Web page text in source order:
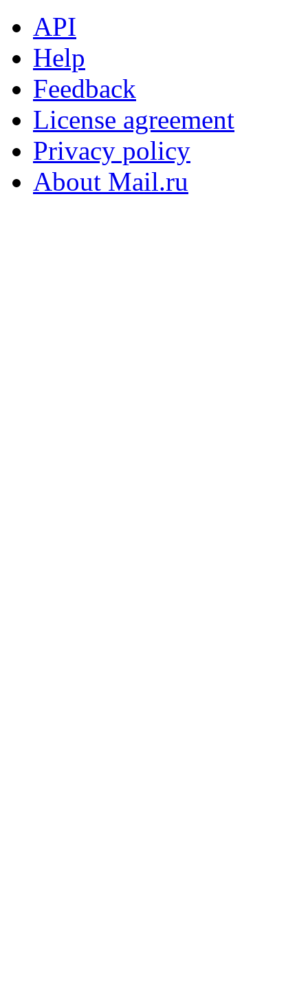
API
Help
Feedback
License agreement
Privacy policy
About Mail.ru